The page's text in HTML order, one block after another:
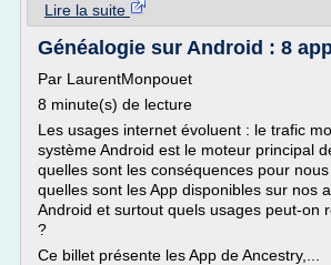
Lire la suite
Généalogie sur Android : 8
Par LaurentMonpouet
8 minute(s) de lecture
Les usages internet évoluent : le trafic
système Android est le moteur principal
quelles sont les conséquences pour nous
quelles sont les App disponibles sur nos
Android et surtout quels usages peut-on
?
Ce billet présente les App de Ancestry,...